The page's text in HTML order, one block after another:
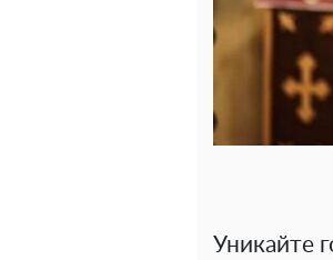
Уникайте